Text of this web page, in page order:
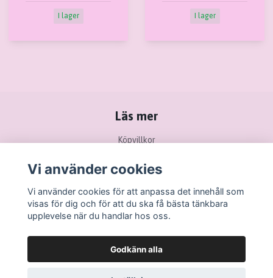
I lager I lager
Läs mer
Köpvillkor
Ångra köp / Retur
Vi använder cookies
Vi använder cookies för att anpassa det innehåll som
visas för dig och för att du ska få bästa tänkbara
upplevelse när du handlar hos oss.
Godkänn alla